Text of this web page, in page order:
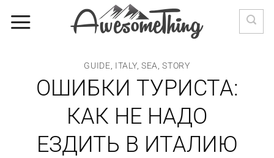
GUIDE ITALY, SEA ,STORY
ОШИБКИ ТУРИСТА:
КАК НЕ НАДО
ЕЗДИТЬ В ИТАЛИЮ